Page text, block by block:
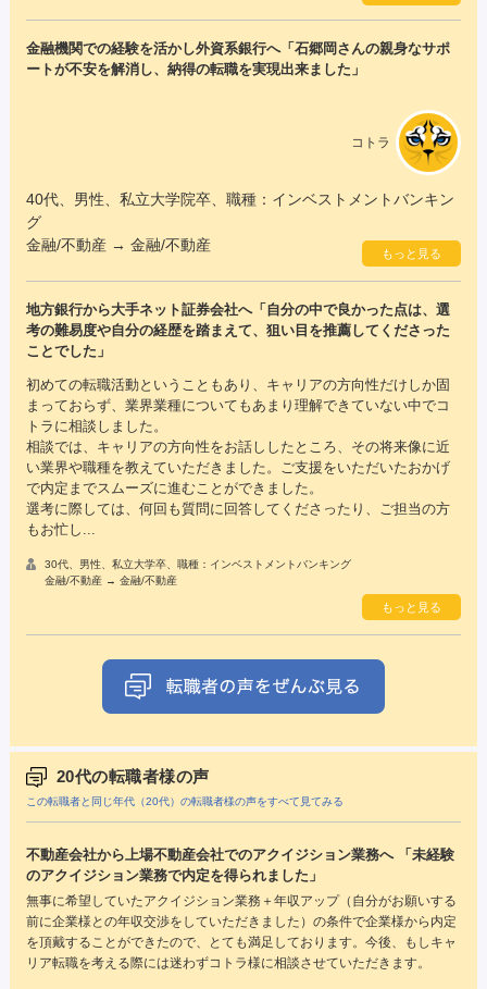
金融機関での経験を活かし外資系銀行へ「石郷岡さんの親身なサポ
ートが不安を解消し、納得の転職を実現出来ました」
コトラ
40代、男性、私立大学院卒、職種：インベストメントバンキン
グ
金融/不動産 → 金融/不動産
もっと見る
地方銀行から大手ネット証券会社へ「自分の中で良かった点は、選
考の難易度や自分の経歴を踏まえて、狙い目を推薦してくださった
ことでした」
初めての転職活動ということもあり、キャリアの方向性だけしか固
まっておらず、業界業種についてもあまり理解できていない中でコ
トラに相談しました。
相談では、キャリアの方向性をお話ししたところ、その将来像に近
い業界や職種を教えていただきました。ご支援をいただいたおかげ
で内定までスムーズに進むことができました。
選考に際しては、何回も質問に回答してくださったり、ご担当の方
もお忙し...
30代、男性、私立大学卒、職種：インベストメントバンキング
金融/不動産 → 金融/不動産
もっと見る
20代の転職者様の声
この転職者と同じ年代（20代）の転職者様の声をすべて見てみる
不動産会社から上場不動産会社でのアクイジション業務へ 「未経験
のアクイジション業務で内定を得られました」
無事に希望していたアクイジション業務＋年収アップ（自分がお願いする
前に企業様との年収交渉をしていただきました）の条件で企業様から内定
を頂戴することができたので、とても満足しております。今後、もしキャ
リア転職を考える際には迷わずコトラ様に相談させていただきます。